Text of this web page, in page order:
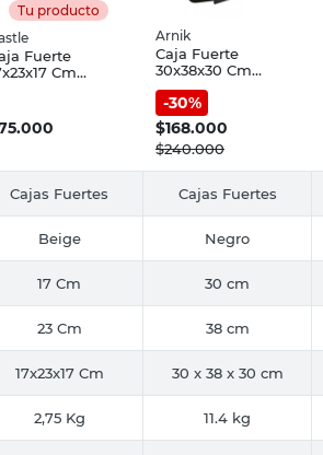
Tu producto
Fuerte
Cm
Arnik
Caja Fuerte
30x38x30 Cm
Digital Arnik
-30%
$168.000
$240.000
Cajas Fuertes Cajas Fuertes
Beige Negro
17 Cm 30 cm
23 Cm 38 cm
17x23x17 Cm 30 x 38 x 30 cm
2,75 Kg 11.4 kg